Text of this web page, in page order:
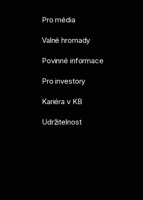
Pro média
Valné hromady
Povinné informace
Pro investory
Kariéra v KB
Udržitelnost